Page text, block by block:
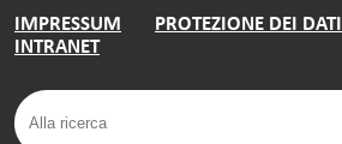
IMPRESSUM PROTEZIONE DEI DATI
INTRANET